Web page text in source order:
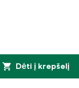
Dėti į krepšelį